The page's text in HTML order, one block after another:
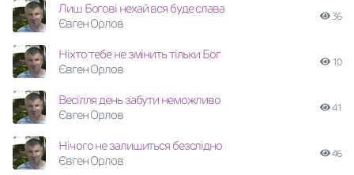
Лиш Богові нехай вся буде слава
Євген Орлов
36
Ніхто тебе не змінить тільки Бог
Євген Орлов
10
Весілля день забути неможливо
Євген Орлов
41
Нічого не залишиться безслідно
Євген Орлов
46